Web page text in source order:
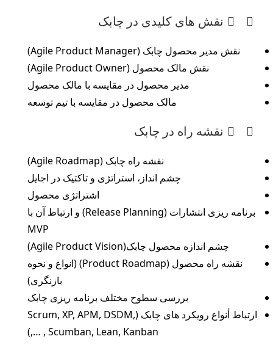
نقش های کلیدی در چابک
نقش مدیر محصول چابک (Agile Product Manager)
نقش مالک محصول (Agile Product Owner)
مدیر محصول در مقایسه با مالک محصول
مالک محصول در مقایسه با تیم توسعه
نقشه راه در چابک
نقشه راه چابک (Agile Roadmap)
چشم انداز، استراتژی و تاکتیک در اجایل
اشتراتژی محصول
برنامه ریزی انتشارات (Release Planning) و ارتباط آن با
MVP
چشم اندازه محصول چابک(Agile Product Vision)
نقشه راه محصول (Product Roadmap) (انواع و نحوه
بازنگری)
بررسی سطوح مختلف برنامه ریزی چابک
ارتباط أنواع رویکرد های چابک (Scrum, XP, APM, DSDM,
Scumban, Lean, Kanban , …,)